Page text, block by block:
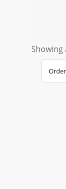
Showing